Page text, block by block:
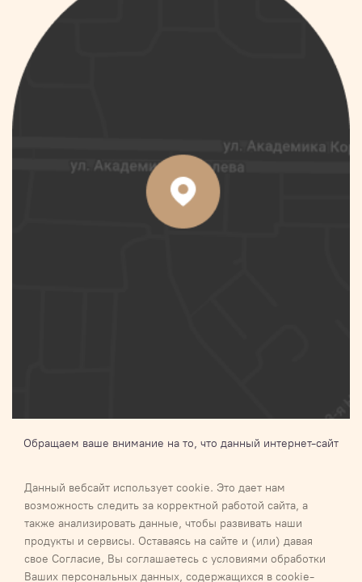
Данный вебсайт использует cookie. Это дает нам
возможность следить за корректной работой сайта, а
также анализировать данные, чтобы развивать наши
продукты и сервисы. Оставаясь на сайте и (или) давая
свое Согласие, Вы соглашаетесь с условиями обработки
Ваших персональных данных, содержащихся в cookie-
Обращаем ваше внимание на то, что данный интернет-сайт
определяемой положениями Статьи 437 п.2 Гражданского
кодекса Российской Федерации.Для получения подробной
информации о наличии и стоимости указанных товаров и (или)
услуг, пожалуйста, обращайтесь к менеджеру